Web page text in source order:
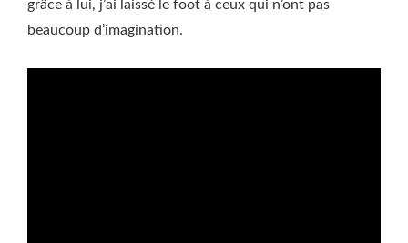
grâce à lui, j’ai laissé le foot à ceux qui n’ont pas
beaucoup d’imagination.